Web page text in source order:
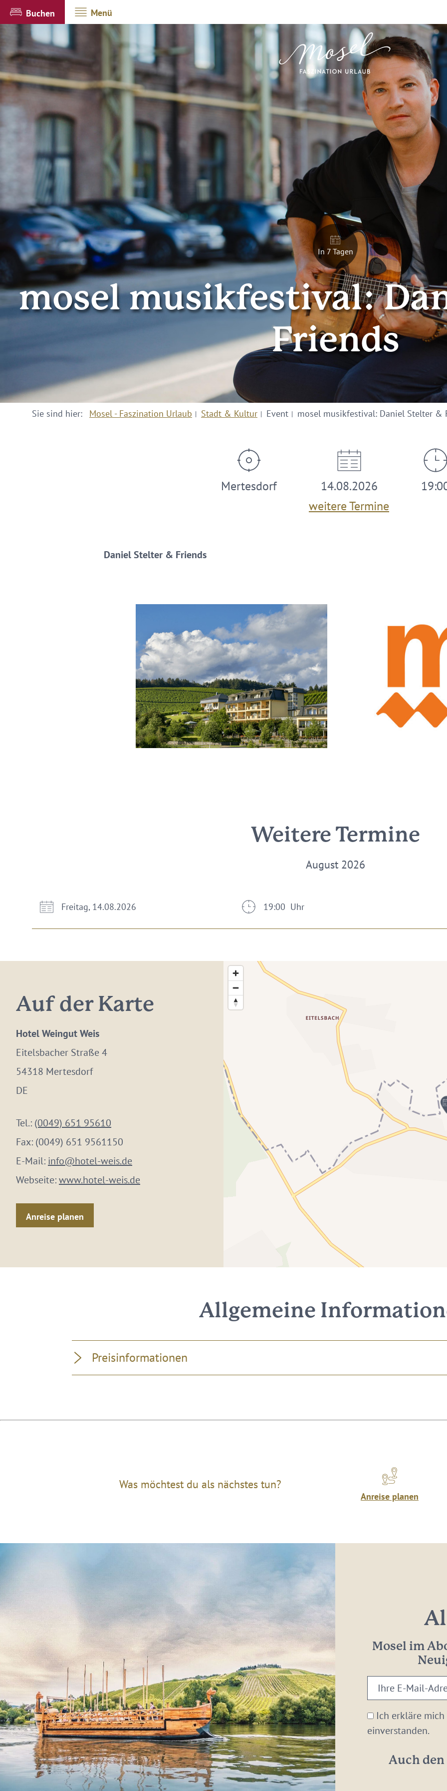
Buchen Menü
In 7 Tagen
mosel musikfestival:
Friends
Sie sind hier: Mosel - Faszination Urlaub Stadt & Kultur Event mosel musikfestival: Daniel Stelter &
Mertesdorf
14.08.2026
weitere Termine
Daniel Stelter & Friends
Weitere Termine
August 2026
Freitag, 14.08.2026 19:00 Uhr
Auf der Karte
Hotel Weingut Weis
Eitelsbacher Straße 4
54318 Mertesdorf
DE
Tel.: (0049) 651 95610
Fax: (0049) 651 9561150
E-Mail: info@hotel-weis.de
Webseite:www.hotel-weis.de
Anreise planen
Allgemeine
Preisinformationen
Was möchtest du als nächstes tun?
Anreise planen
Mosel im
Ihre
E-
Mail-
Adresse:
Ich erkläre
einverstanden.
Auch den